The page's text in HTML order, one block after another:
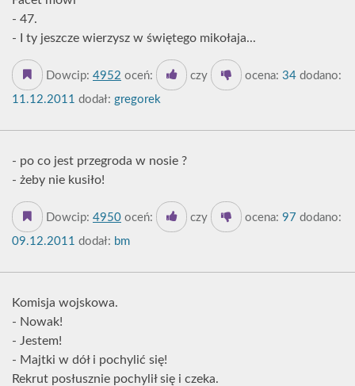
- 47.
- I ty jeszcze wierzysz w świętego mikołaja...
Dowcip: 4952 oceń: czy ocena: 34 dodano:
11.12.2011 dodał: gregorek
- po co jest przegroda w nosie ?
- żeby nie kusiło!
Dowcip: 4950 oceń: czy ocena: 97 dodano:
09.12.2011 dodał: bm
Komisja wojskowa.
- Nowak!
- Jestem!
- Majtki w dół i pochylić się!
Rekrut posłusznie pochylił się i czeka.